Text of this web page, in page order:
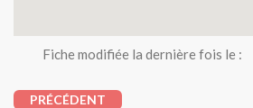
Fiche modifiée la dernière fois le :
PRÉCÉDENT